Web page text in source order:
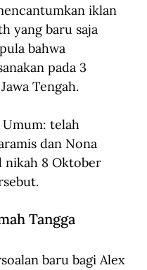
iklan
yang baru saja
bahwa
pada 3
Tengah.
Umum: telah
dan Nona
nikah 8 Oktober
Tangga
baru bagi Alex